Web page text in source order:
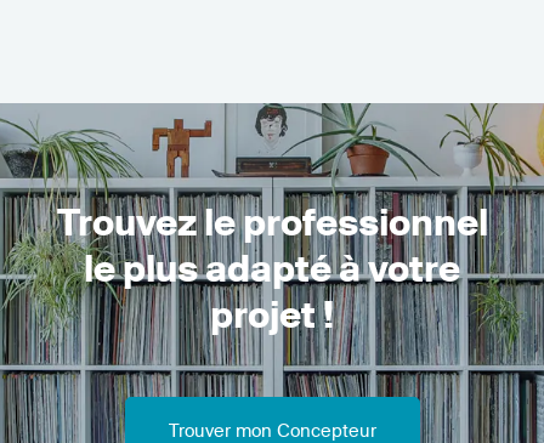
Trouvez le professionnel
le plus adapté à votre
projet !
Trouver mon Concepteur